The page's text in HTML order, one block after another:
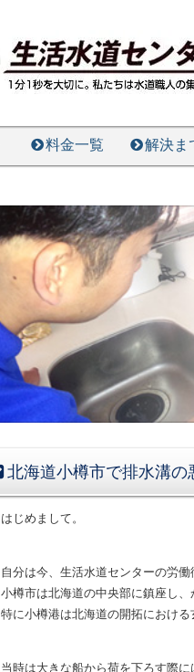
料金一覧 解決ま
北海道小樽市で排水溝の
はじめまして。
自分は今、生活水道センターの労
小樽市は北海道の中央部に鎮座し
特に小樽港は北海道の開拓におけ
当時は大きな船から荷を下ろす際